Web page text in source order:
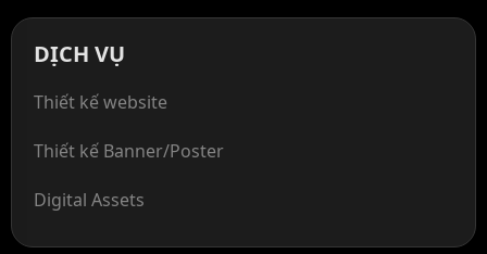
DỊCH VỤ
Thiết kế website
Thiết kế Banner/Poster
Digital Assets